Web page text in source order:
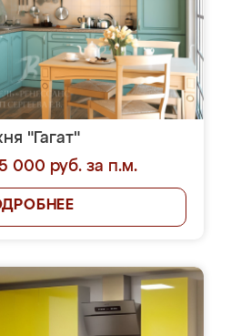
"Гагат"
000 руб. за п.м.